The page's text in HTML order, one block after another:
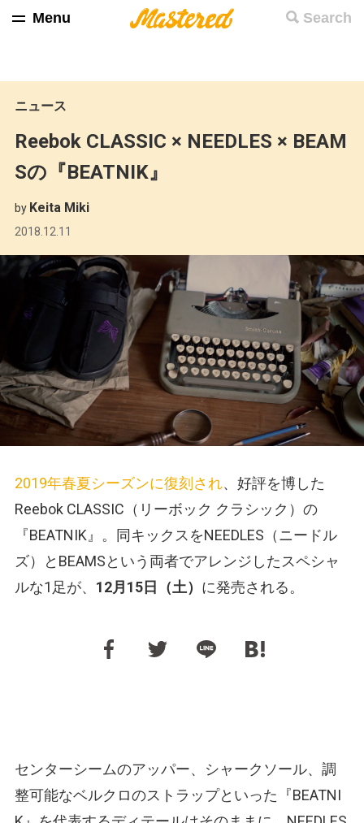
Search
Menu
ニュース
Reebok CLASSIC × NEEDLES × BEAM
Sの『BEATNIK』
by Keita Miki
2018.12.11
2019年春夏シーズンに復刻され、好評を博した
Reebok CLASSIC（リーボック クラシック）の
『BEATNIK』。同キックスをNEEDLES（ニードル
ズ）とBEAMSという両者でアレンジしたスペシャ
ルな1足が、 12月15日（土） に発売される。
センターシームのアッパー、シャークソール、調
整可能なベルクロのストラップといった『BEATNI